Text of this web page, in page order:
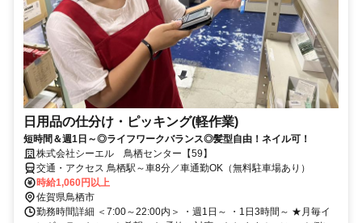
日用品の仕分け・ピッキング(軽作業)
短時間＆週1日～◎ライフワークバランス◎髪型自由！ネイル可！
株式会社シーエル 鳥栖センター【59】
交通・アクセス 鳥栖駅～車8分／車通勤OK（無料駐車場あり）
時給1,060円以上
佐賀県鳥栖市
勤務時間詳細 ＜7:00～22:00内＞ ・週1日～ ・1日3時間～ ★月毎イ